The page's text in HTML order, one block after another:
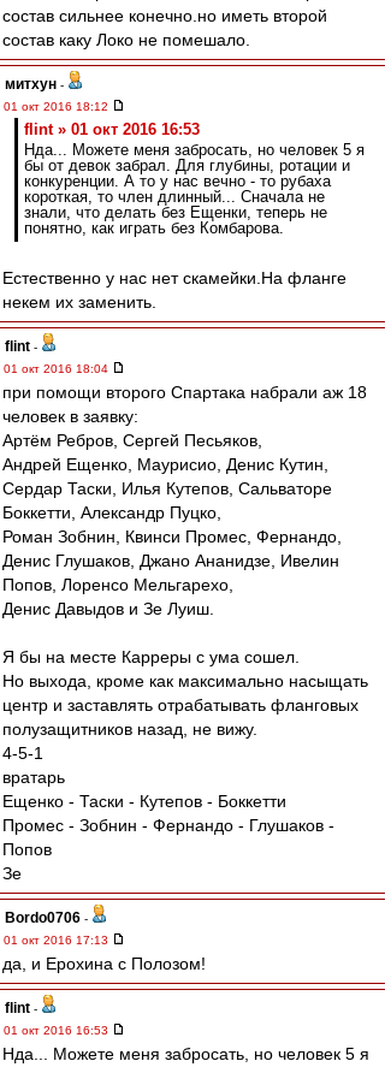
состав сильнее конечно.но иметь второй
состав каку Локо не помешало.
митхун -
01 окт 2016 18:12
flint » 01 окт 2016 16:53
Нда... Можете меня забросать, но человек 5 я
бы от девок забрал. Для глубины, ротации и
конкуренции. А то у нас вечно - то рубаха
короткая, то член длинный... Сначала не
знали, что делать без Ещенки, теперь не
понятно, как играть без Комбарова.
Естественно у нас нет скамейки.На фланге
некем их заменить.
flint -
01 окт 2016 18:04
при помощи второго Спартака набрали аж 18
человек в заявку:
Артём Ребров, Сергей Песьяков,
Андрей Ещенко, Маурисио, Денис Кутин,
Сердар Таски, Илья Кутепов, Сальваторе
Боккетти, Александр Пуцко,
Роман Зобнин, Квинси Промес, Фернандо,
Денис Глушаков, Джано Ананидзе, Ивелин
Попов, Лоренсо Мельгарехо,
Денис Давыдов и Зе Луиш.
Я бы на месте Карреры с ума сошел.
Но выхода, кроме как максимально насыщать
центр и заставлять отрабатывать фланговых
полузащитников назад, не вижу.
4-5-1
вратарь
Ещенко - Таски - Кутепов - Боккетти
Промес - Зобнин - Фернандо - Глушаков -
Попов
Зе
Bordo0706 -
01 окт 2016 17:13
да, и Ерохина с Полозом!
flint -
01 окт 2016 16:53
Нда... Можете меня забросать, но человек 5 я